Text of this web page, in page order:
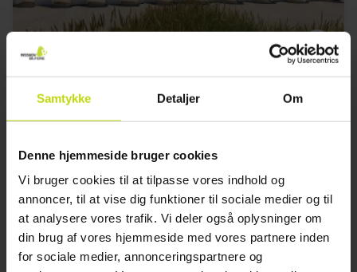
Samtykke Detaljer Om
Denne hjemmeside bruger cookies
Vi bruger cookies til at tilpasse vores indhold og
annoncer, til at vise dig funktioner til sociale medier og til
at analysere vores trafik. Vi deler også oplysninger om
din brug af vores hjemmeside med vores partnere inden
for sociale medier, annonceringspartnere og
Ideelt til familieferie i Nordjylland
Fårup Skovhus
Aabybro
Inkl. halvpension
1x overnatning
1x continental morgenmad
1x 2-retters menu/buffet
Se alt, der er inkluderet